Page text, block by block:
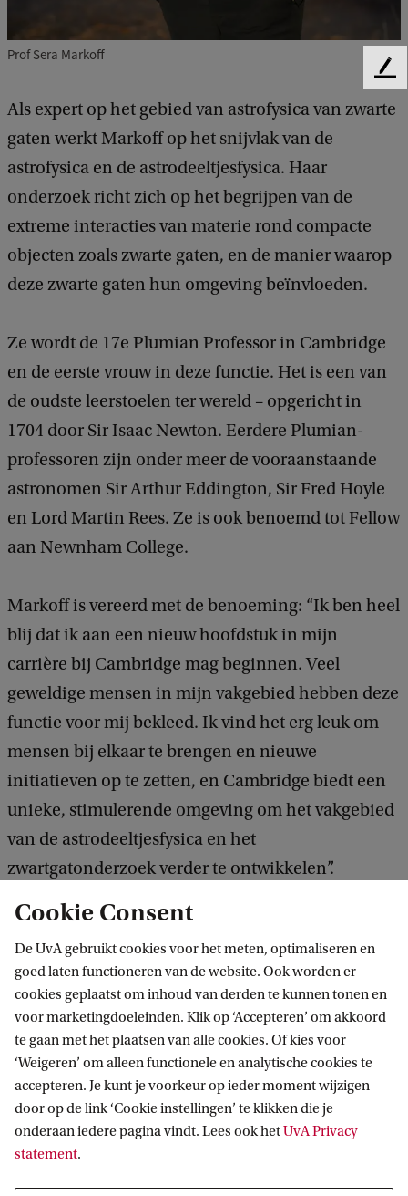
Prof Sera Markoff
Als expert op het gebied van astrofysica van zwarte
gaten werkt Markoff op het snijvlak van de
astrofysica en de astrodeeltjesfysica. Haar
onderzoek richt zich op het begrijpen van de
extreme interacties van materie rond compacte
objecten zoals zwarte gaten, en de manier waarop
deze zwarte gaten hun omgeving beïnvloeden.
Ze wordt de 17e Plumian Professor in Cambridge
en de eerste vrouw in deze functie. Het is een van
de oudste leerstoelen ter wereld – opgericht in
1704 door Sir Isaac Newton. Eerdere Plumian-
professoren zijn onder meer de vooraanstaande
astronomen Sir Arthur Eddington, Sir Fred Hoyle
en Lord Martin Rees. Ze is ook benoemd tot Fellow
aan Newnham College.
Markoff is vereerd met de benoeming: “Ik ben heel
blij dat ik aan een nieuw hoofdstuk in mijn
carrière bij Cambridge mag beginnen. Veel
geweldige mensen in mijn vakgebied hebben deze
functie voor mij bekleed. Ik vind het erg leuk om
mensen bij elkaar te brengen en nieuwe
initiatieven op te zetten, en Cambridge biedt een
unieke, stimulerende omgeving om het vakgebied
van de astrodeeltjesfysica en het
zwartgatonderzoek verder te ontwikkelen”.
Bron: via astronomie.nl
Anton Pannekoek Instituut voor
Sterrenkunde
Volg ons op sociale media
Direct naar
Cookie Consent
De UvA gebruikt cookies voor het meten, optimaliseren en
goed laten functioneren van de website. Ook worden er
cookies geplaatst om inhoud van derden te kunnen tonen en
voor marketingdoeleinden. Klik op ‘Accepteren’ om akkoord
te gaan met het plaatsen van alle cookies. Of kies voor
‘Weigeren’ om alleen functionele en analytische cookies te
accepteren. Je kunt je voorkeur op ieder moment wijzigen
door op de link ‘Cookie instellingen’ te klikken die je
onderaan iedere pagina vindt. Lees ook hetUvA Privacy
statement.
F
e